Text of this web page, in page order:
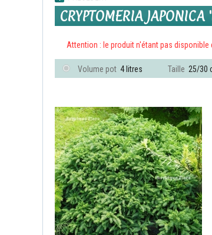
CRYPTOMERIA JAPONICA
Attention : le produit n'étant pas
Volume pot 4 litres Taille 25/30